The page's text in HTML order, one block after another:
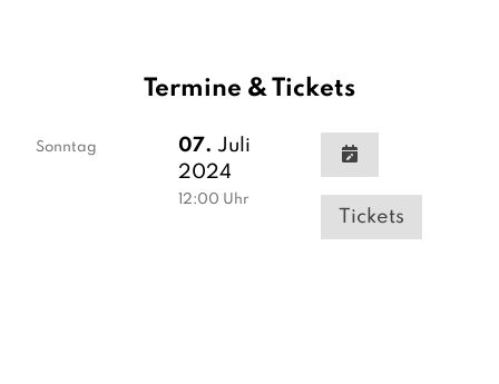
Termine & Tickets
Sonntag 07. Juli
2024
12:00 Uhr
Tickets